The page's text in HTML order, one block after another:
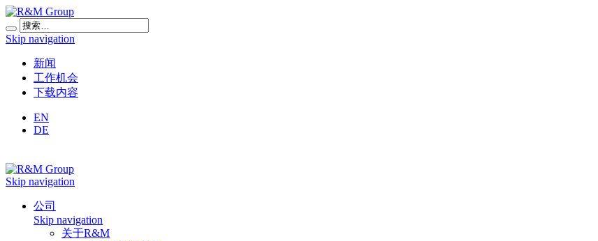
Skip navigation
新闻
工作机会
下载内容
EN
DE
Skip navigation
公司
Skip navigation
关于R&M